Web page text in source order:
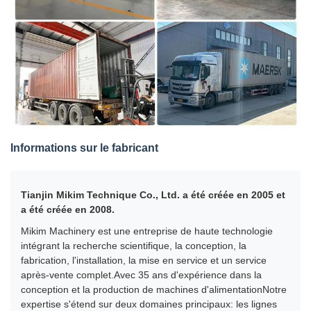
Informations sur le fabricant
Tianjin Mikim Technique Co., Ltd. a été créée en 2005 et
a été créée en 2008.
Mikim Machinery est une entreprise de haute technologie
intégrant la recherche scientifique, la conception, la
fabrication, l'installation, la mise en service et un service
après-vente complet.Avec 35 ans d'expérience dans la
conception et la production de machines d'alimentationNotre
expertise s'étend sur deux domaines principaux: les lignes